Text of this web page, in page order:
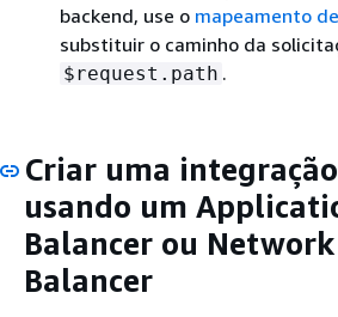
backend, use o mapeamento
substituir o caminho da
$request.path .
Criar uma
usando um
Balancer ou
Balancer